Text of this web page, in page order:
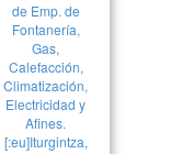
de Emp. de
Fontanería,
Gas,
Calefacción,
Climatización,
Electricidad y
Afines.
[:eu]Iturgintza,